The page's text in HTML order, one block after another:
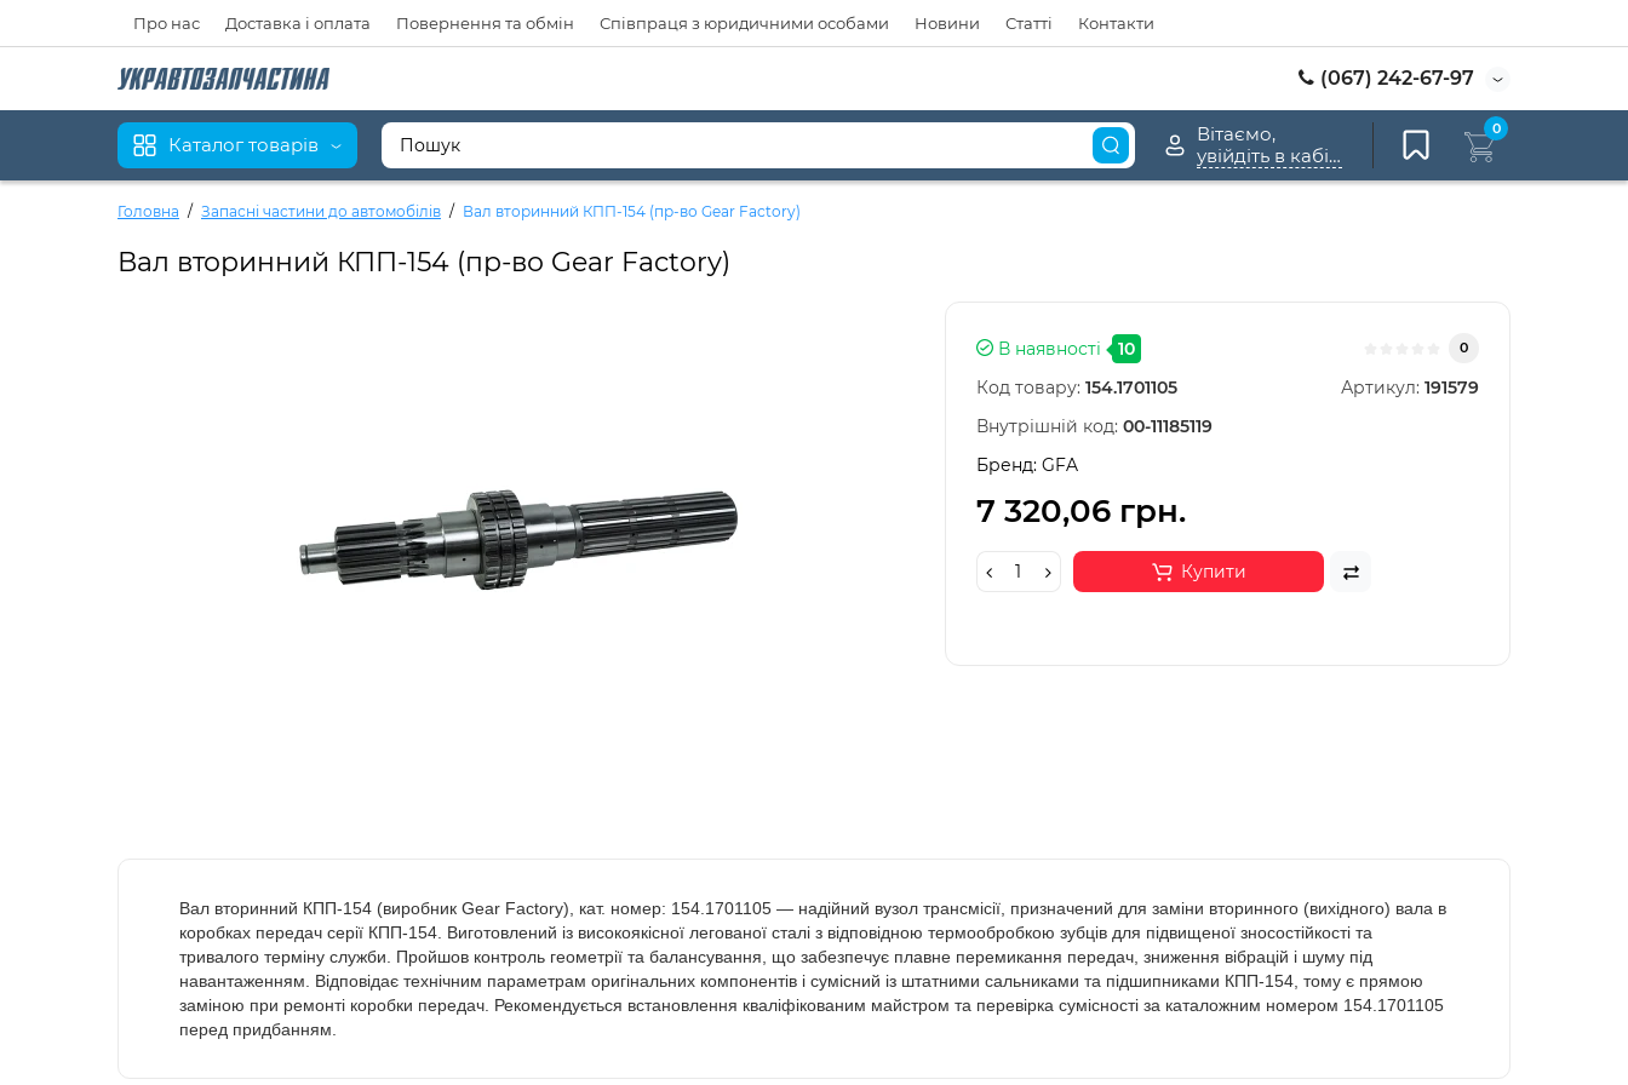
Про нас Доставка і оплата Повернення та обмін Співпраця з юридичними особами Новини Статті Контакти
(067) 242-67-97
Каталог товарів
Вітаємо,
увійдіть в кабінет
0
Головна Запасні частини до автомобілів Вал вторинний КПП-154 (пр-во Gear Factory)
Вал вторинний КПП-154 (пр-во Gear Factory)
В наявності 10 0
Код товару: 154.1701105 Артикул: 191579
Внутрішній код: 00-11185119
Бренд: GFA
7 320,06 грн.
Купити
Вал вторинний КПП-154 (виробник Gear Factory), кат. номер: 154.1701105 — надійний вузол трансмісії, призначений для заміни вторинного (вихідного) вала в
коробках передач серії КПП-154. Виготовлений із високоякісної легованої сталі з відповідною термообробкою зубців для підвищеної зносостійкості та
тривалого терміну служби. Пройшов контроль геометрії та балансування, що забезпечує плавне перемикання передач, зниження вібрацій і шуму під
навантаженням. Відповідає технічним параметрам оригінальних компонентів і сумісний із штатними сальниками та підшипниками КПП-154, тому є прямою
заміною при ремонті коробки передач. Рекомендується встановлення кваліфікованим майстром та перевірка сумісності за каталожним номером 154.1701105
перед придбанням.